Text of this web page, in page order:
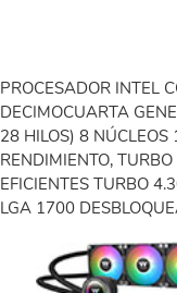
PROCESADOR INTEL
DECIMOCUARTA
28 HILOS) 8 NÚCLEOS
RENDIMIENTO,
EFICIENTES TURBO
LGA 1700